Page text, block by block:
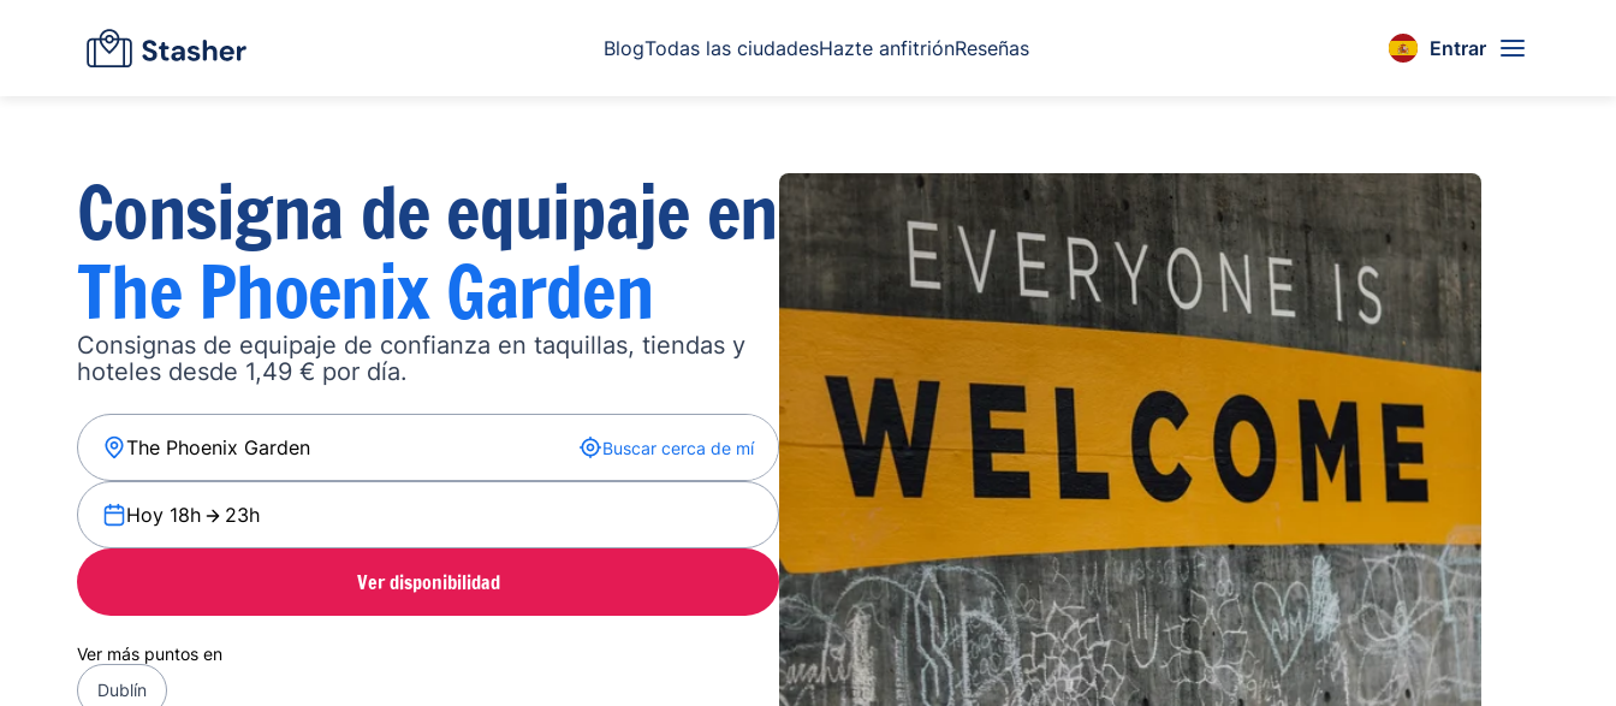
BlogTodas las ciudadesHazte anfitriónReseñas Entrar
Consigna de equipaje en
The Phoenix Garden
Consignas de equipaje de confianza en taquillas, tiendas y
hoteles desde 1,49 € por día.
Buscar cerca de mí
Hoy 18h 23h
Ver disponibilidad
Ver más puntos en
Dublín